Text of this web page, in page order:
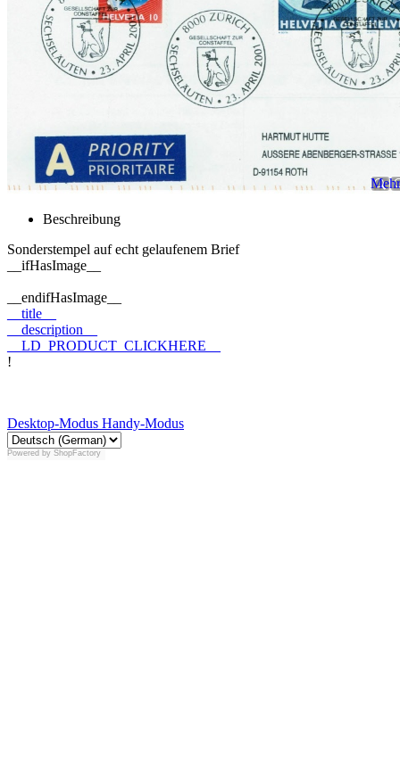
Beschreibung
Sonderstempel auf echt gelaufenem Brief
__ifHasImage__
__endifHasImage__
__title__
__description__
__LD_PRODUCT_CLICKHERE__
!
Desktop-Modus Handy-Modus
Powered by ShopFactory